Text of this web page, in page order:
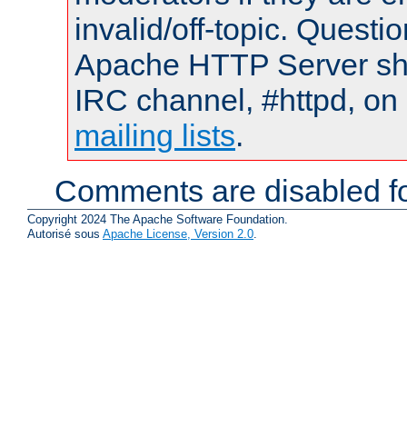
invalid/off-topic.
Apache HTTP Server
IRC channel, #httpd,
mailing lists.
Comments are disabled
Copyright 2024 The Apache Software Foundation.
Autorisé sous Apache License, Version 2.0